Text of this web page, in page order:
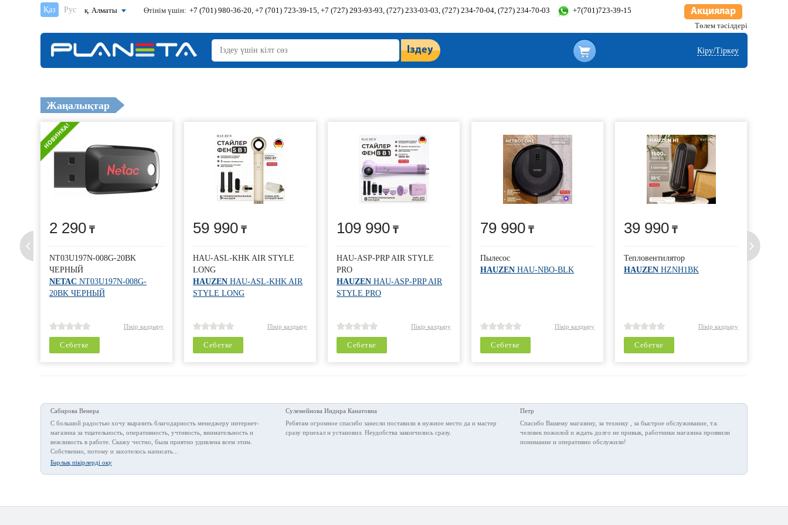
Қаз Рус қ. Алматы Өтінім үшін: +7 (701) 980-36-20, +7 (701) 723-39-15, +7 (727) 293-93-93, (727) 233-03-03, (727) 234-70-04, (727) 234-70-03 +7(701)723-39-15 Акциялар
Төлем тәсілдері
Іздеу Кіру/Тіркеу
Жаңалықтар
2 290
NT03U197N-008G-20BK
ЧЕРНЫЙ
NETAC NT03U197N-008G-
20BK ЧЕРНЫЙ
Пікір қалдыру
Себетке
59 990
HAU-ASL-KHK AIR STYLE
LONG
HAUZEN HAU-ASL-KHK AIR
STYLE LONG
Пікір қалдыру
Себетке
109 990
HAU-ASP-PRP AIR STYLE
PRO
HAUZEN HAU-ASP-PRP AIR
STYLE PRO
Пікір қалдыру
Себетке
79 990
Пылесос
HAUZEN HAU-NBO-BLK
Пікір қалдыру
Себетке
39 990
Тепловентилятор
HAUZEN HZNH1BK
Пікір қалдыру
Себетке
Сабирова Венера
С большой радостью хочу выразить благодарность менеджеру интернет-
магазина за тщательность, оперативность, учтивость, внимательность и
вежливость в работе. Скажу честно, была приятно удивлена всем этим.
Собственно, потому и захотелось написать...
Барлық пікірлерді оқу
Сулемейнова Индира Канатовна
Ребятам огромное спасибо занесли поставили в нужное место да и мастер
сразу приехал и установил. Неудобства закончились сразу.
Петр
Cпасибо Вашему магазину, за технику , за быстрое обслуживание, т.к
человек пожилой и ждать долго не привык, работники магазина проявили
понимание и оперативно обслужили!